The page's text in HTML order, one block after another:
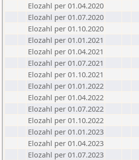
Elozahl per 01.04.2020
Elozahl per 01.07.2020
Elozahl per 01.10.2020
Elozahl per 01.01.2021
Elozahl per 01.04.2021
Elozahl per 01.07.2021
Elozahl per 01.10.2021
Elozahl per 01.01.2022
Elozahl per 01.04.2022
Elozahl per 01.07.2022
Elozahl per 01.10.2022
Elozahl per 01.01.2023
Elozahl per 01.04.2023
Elozahl per 01.07.2023